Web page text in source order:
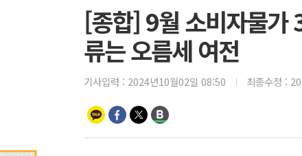
[종합] 9월 소비자물
류는 오름세 여전
기사입력 : 2024년10월02일 08:50 최종수정 :